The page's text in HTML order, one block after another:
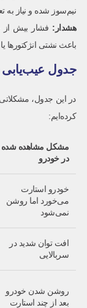
نیم‌سوز شده و نیاز به
هشدار : فشار بیش از
باعث نشتی انژکتورها
جدول
در این جدول،
کرده‌ایم:
مشکل مشاهده شده
در خودرو
خودرو استارت
می‌خورد اما روشن
نمی‌شود
افت توان شدید در
سربالایی
روشن شدن خودرو
بعد از چند استارت